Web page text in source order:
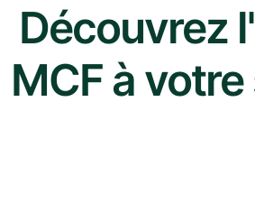
Découvrez
MCF à